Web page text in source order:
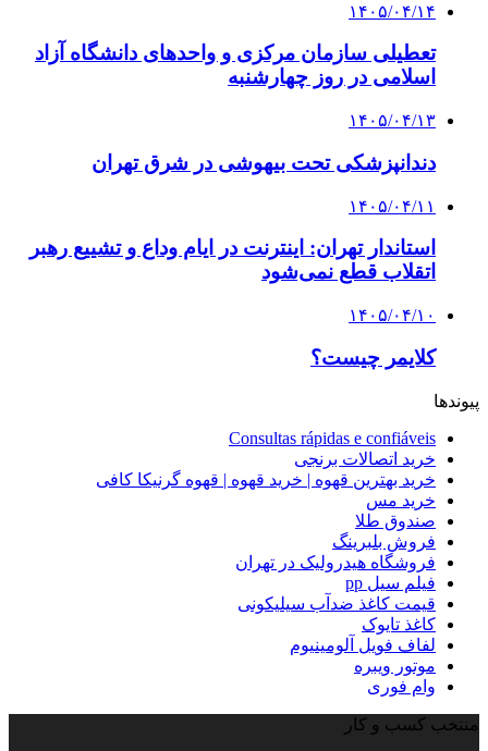
۱۴۰۵/۰۴/۱۴
تعطیلی سازمان مرکزی و واحدهای دانشگاه آزاد
اسلامی در روز چهارشنبه
۱۴۰۵/۰۴/۱۳
دندانپزشکی تحت بیهوشی در شرق تهران
۱۴۰۵/۰۴/۱۱
استاندار تهران: اینترنت در ایام وداع و تشییع رهبر
اتقلاب قطع نمی‌شود
۱۴۰۵/۰۴/۱۰
کلایمر چیست؟
پیوندها
Consultas rápidas e confiáveis
خرید اتصالات برنجی
خرید بهترین قهوه | خرید قهوه | قهوه گرنیکا کافی
خرید مس
صندوق طلا
فروش بلبرینگ
فروشگاه هیدرولیک در تهران
فیلم سیل pp
قیمت کاغذ ضدآب سیلیکونی
کاغذ تایوک
لفاف فویل آلومینیوم
موتور ویبره
وام فوری
منتخب کسب و کار